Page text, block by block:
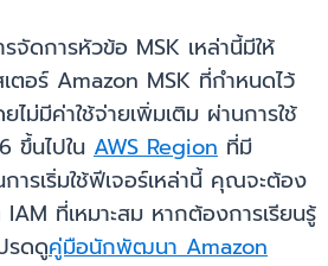
จัดการหัวข้อ MSK เหล่านี้มีให้
ตอร์ Amazon MSK ที่กำหนดไว้
ม่มีค่าใช้จ่ายเพิ่มเติม ผ่านการใช้
ขึ้นไปใน AWS Region ที่มี
ารเริ่มใช้ฟีเจอร์เหล่านี้ คุณจะต้อง
ที่เหมาะสม หากต้องการเรียนรู้
รดดูคู่มือนักพัฒนา Amazon